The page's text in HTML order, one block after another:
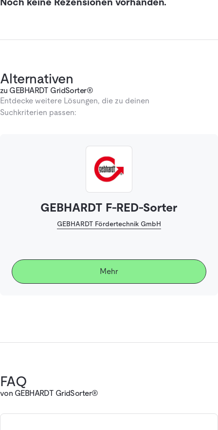
Alternativen
zu GEBHARDT GridSorter®
Entdecke weitere Lösungen, die zu deinen
Suchkriterien passen:
GEBHARDT F-RED-Sorter
GEBHARDT Fördertechnik GmbH
Mehr
FAQ
von GEBHARDT GridSorter®